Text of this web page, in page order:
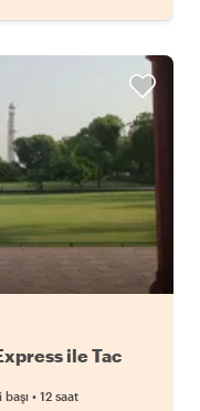
ile Tac
başı • 12 saat